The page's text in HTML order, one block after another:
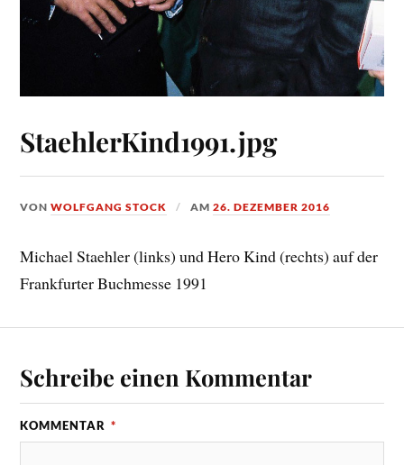
StaehlerKind1991.jpg
VONWOLFGANG STOCK AM26. DEZEMBER 2016
Michael Staehler (links) und Hero Kind (rechts) auf der
Frankfurter Buchmesse 1991
Schreibe einen Kommentar
KOMMENTAR *